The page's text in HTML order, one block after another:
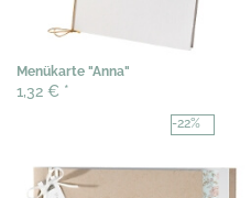
Menükarte "Anna"
1,32 € *
-22%